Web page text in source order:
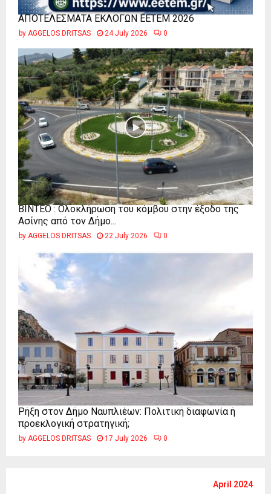
ΑΠΟΤΕΛΕΣΜΑΤΑ ΕΚΛΟΓΩΝ ΕΕΤΕΜ 2026
by AGGELOS DRITSAS 24 July 2026 0
ΒΙΝΤΕΟ : Ολοκλήρωση του κόμβου στην έξοδο της
Ασίνης από τον Δήμο...
by AGGELOS DRITSAS 22 July 2026 0
Ρήξη στον Δήμο Ναυπλιέων: Πολιτική διαφωνία ή
προεκλογική στρατηγική;
by AGGELOS DRITSAS 17 July 2026 0
April 2024